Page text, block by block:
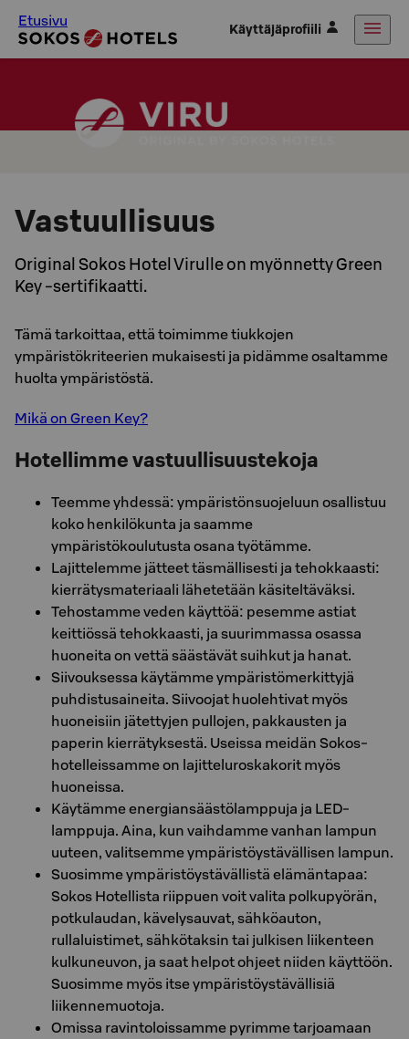
Etusivu Käyttäjäprofiili
Vastuullisuus
Original Sokos Hotel Virulle on myönnetty Green
Key -sertifikaatti.
Tämä tarkoittaa, että toimimme tiukkojen
ympäristökriteerien mukaisesti ja pidämme osaltamme
huolta ympäristöstä.
Mikä on Green Key?
Hotellimme vastuullisuustekoja
Teemme yhdessä: ympäristönsuojeluun osallistuu
koko henkilökunta ja saamme
ympäristökoulutusta osana työtämme.
Lajittelemme jätteet täsmällisesti ja tehokkaasti:
kierrätysmateriaali lähetetään käsiteltäväksi.
Tehostamme veden käyttöä: pesemme astiat
keittiössä tehokkaasti, ja suurimmassa osassa
huoneita on vettä säästävät suihkut ja hanat.
Siivouksessa käytämme ympäristömerkittyjä
puhdistusaineita. Siivoojat huolehtivat myös
huoneisiin jätettyjen pullojen, pakkausten ja
paperin kierrätyksestä. Useissa meidän Sokos-
hotelleissamme on lajitteluroskakorit myös
huoneissa.
Käytämme energiansäästölamppuja ja LED-
lamppuja. Aina, kun vaihdamme vanhan lampun
uuteen, valitsemme ympäristöystävällisen lampun.
Suosimme ympäristöystävällistä elämäntapaa:
Sokos Hotellista riippuen voit valita polkupyörän,
potkulaudan, kävelysauvat, sähköauton,
rullaluistimet, sähkötaksin tai julkisen liikenteen
kulkuneuvon, ja saat helpot ohjeet niiden käyttöön.
Suosimme myös itse ympäristöystävällisiä
liikennemuotoja.
Omissa ravintoloissamme pyrimme tarjoamaan